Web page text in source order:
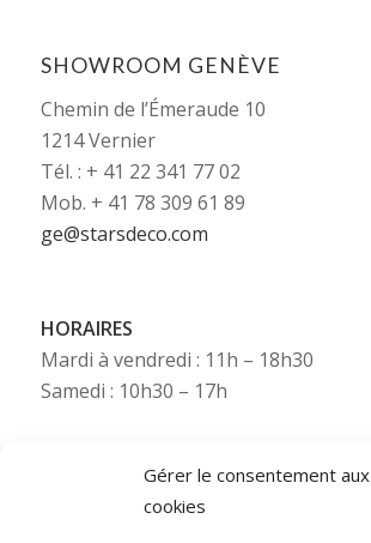
Gérer le consentement aux
cookies
SHOWROOM GENÈVE
Chemin de l’Émeraude 10
1214 Vernier
Tél. : + 41 22 341 77 02
Mob. + 41 78 309 61 89
ge@starsdeco.com
HORAIRES
Mardi à vendredi : 11h – 18h30
Samedi : 10h30 – 17h